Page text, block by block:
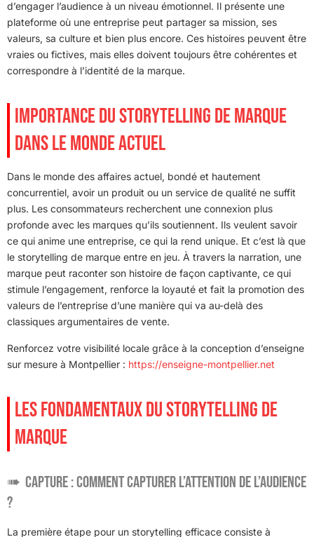
d’engager l’audience à un niveau émotionnel. Il présente une
plateforme où une entreprise peut partager sa mission, ses
valeurs, sa culture et bien plus encore. Ces histoires peuvent être
vraies ou fictives, mais elles doivent toujours être cohérentes et
correspondre à l’identité de la marque.
IMPORTANCE DU STORYTELLING DE MARQUE
DANS LE MONDE ACTUEL
Dans le monde des affaires actuel, bondé et hautement
concurrentiel, avoir un produit ou un service de qualité ne suffit
plus. Les consommateurs recherchent une connexion plus
profonde avec les marques qu’ils soutiennent. Ils veulent savoir
ce qui anime une entreprise, ce qui la rend unique. Et c’est là que
le storytelling de marque entre en jeu. À travers la narration, une
marque peut raconter son histoire de façon captivante, ce qui
stimule l’engagement, renforce la loyauté et fait la promotion des
valeurs de l’entreprise d’une manière qui va au-delà des
classiques argumentaires de vente.
Renforcez votre visibilité locale grâce à la conception d’enseigne
sur mesure à Montpellier : https://enseigne-montpellier.net
LES FONDAMENTAUX DU STORYTELLING DE
MARQUE
Capture : comment capturer l’attention de l’audience
?
La première étape pour un storytelling efficace consiste à